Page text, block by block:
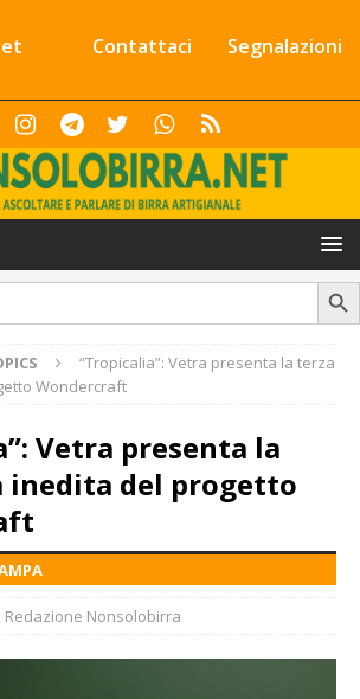
Contattaci Segnalazioni
Search Button
“Tropicalia”: Vetra presenta la terza
Wondercraft
Vetra presenta la
inedita del progetto
Redazione Nonsolobirra